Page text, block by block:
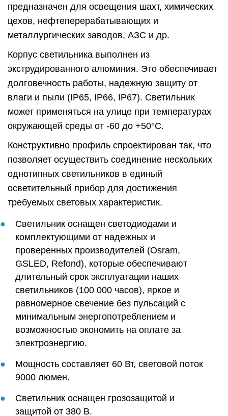
предназначен для освещения шахт, химических
цехов, нефтеперерабатывающих и
металлургических заводов, АЗС и др.
Корпус светильника выполнен из
экструдированного алюминия. Это обеспечивает
долговечность работы, надежную защиту от
влаги и пыли (IP65, IP66, IP67). Светильник
может применяться на улице при температурах
окружающей среды от -60 до +50°C.
Конструктивно профиль спроектирован так, что
позволяет осуществить соединение нескольких
однотипных светильников в единый
осветительный прибор для достижения
требуемых световых характеристик.
Светильник оснащен светодиодами и
комплектующими от надежных и
проверенных производителей (Osram,
GSLED, Refond), которые обеспечивают
длительный срок эксплуатации наших
светильников (100 000 часов), яркое и
равномерное свечение без пульсаций с
минимальным энергопотреблением и
возможностью экономить на оплате за
электроэнергию.
Мощность составляет 60 Вт, световой поток
9000 люмен.
Светильник оснащен грозозащитой и
защитой от 380 В.